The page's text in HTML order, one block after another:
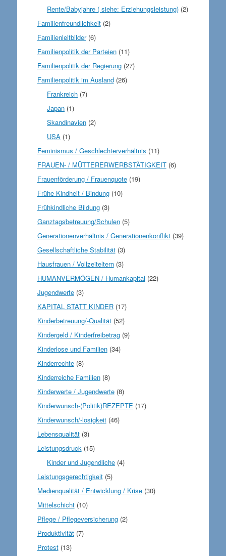
Rente/Babyjahre ( siehe: Erziehungsleistung) (2)
Familienfreundlichkeit(2)
Familienleitbilder(6)
Familienpolitik der Parteien(11)
Familienpolitik der Regierung(27)
Familienpolitik im Ausland(26)
Frankreich (7)
Japan (1)
Skandinavien (2)
USA (1)
Feminismus / Geschlechterverhältnis (11)
FRAUEN- / MÜTTERERWERBSTÄTIGKEIT(6)
Frauenförderung / Frauenquote(19)
Frühe Kindheit / Bindung(10)
Frühkindliche Bildung(3)
Ganztagsbetreuung/Schulen(5)
Generationenverhältnis / Generationenkonflikt(39)
Gesellschaftliche Stabilität(3)
Hausfrauen / Vollzeiteltern(3)
HUMANVERMÖGEN / Humankapital (22)
Jugendwerte(3)
KAPITAL STATT KINDER(17)
Kinderbetreuung/-Qualität(52)
Kindergeld / Kinderfreibetrag(9)
Kinderlose und Familien(34)
Kinderrechte(8)
Kinderreiche Familien(8)
Kinderwerte / Jugendwerte(8)
Kinderwunsch-(Politik)REZEPTE (17)
Kinderwunsch/-losigkeit(46)
Lebensqualität(3)
Leistungsdruck(15)
Kinder und Jugendliche (4)
Leistungsgerechtigkeit(5)
Medienqualität / Entwicklung / Krise(30)
Mittelschicht(10)
Pflege / Pflegeversicherung(2)
Produktivität(7)
Protest(13)